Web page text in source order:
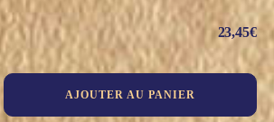
23,45€
AJOUTER AU PANIER